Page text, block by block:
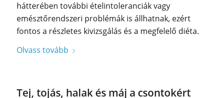
hátterében további ételintoleranciák vagy
emésztőrendszeri problémák is állhatnak, ezért
fontos a részletes kivizsgálás és a megfelelő diéta.
Olvass tovább
Tej, tojás, halak és máj a csontokért